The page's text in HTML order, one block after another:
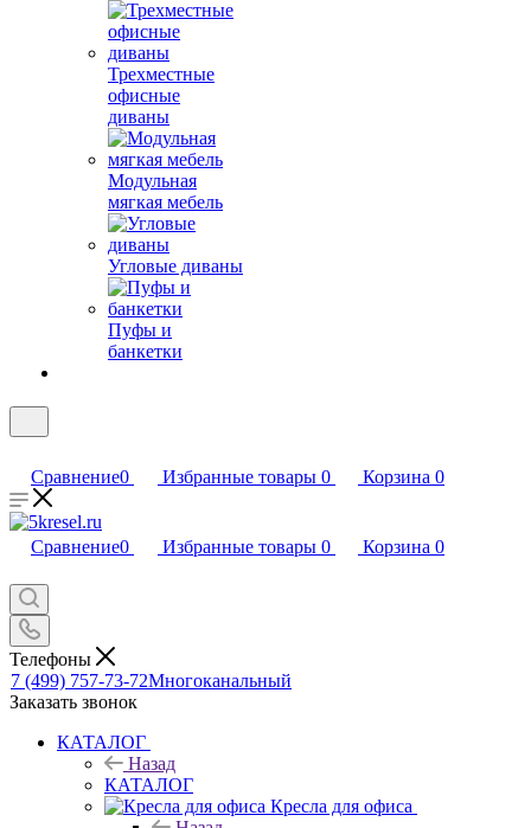
Трехместные
офисные
диваны
Модульная
мягкая мебель
Угловые диваны
Пуфы и
банкетки
Сравнение0 Избранные товары 0 Корзина 0
Сравнение0 Избранные товары 0 Корзина 0
Телефоны
7 (499) 757-73-72Многоканальный
Заказать звонок
КАТАЛОГ
Назад
КАТАЛОГ
Кресла для офиса